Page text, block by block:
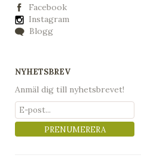
Facebook
Instagram
Blogg
NYHETSBREV
Anmäl dig till nyhetsbrevet!
PRENUMERERA